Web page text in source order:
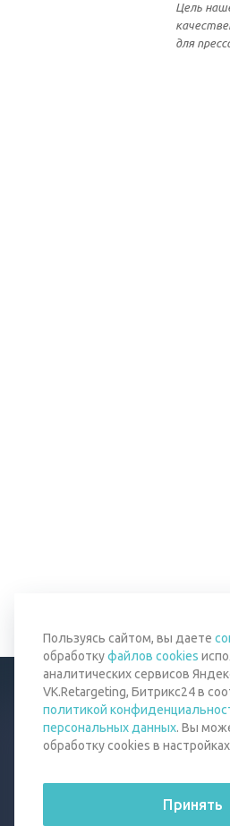
Цель
для
Политика
Пользуясь сайтом, вы даете
обработкуфайлов cookies
аналитических сервисов
VK.Retargeting, Битрикс24 в
политикой
персональных данных. Вы
обработку cookies в
Принять